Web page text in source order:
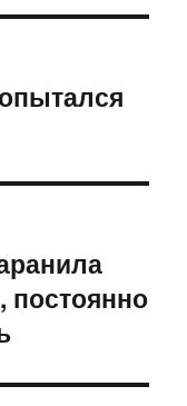
постоянно